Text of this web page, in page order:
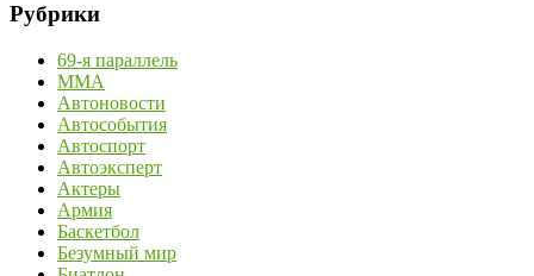
Рубрики
69-я параллель
MMA
Автоновости
Автособытия
Автоспорт
Автоэксперт
Актеры
Армия
Баскетбол
Безумный мир